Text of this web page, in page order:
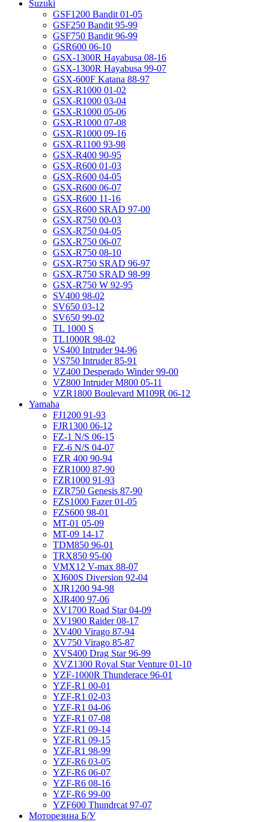
Suzuki
GSF1200 Bandit 01-05
GSF250 Bandit 95-99
GSF750 Bandit 96-99
GSR600 06-10
GSX-1300R Hayabusa 08-16
GSX-1300R Hayabusa 99-07
GSX-600F Katana 88-97
GSX-R1000 01-02
GSX-R1000 03-04
GSX-R1000 05-06
GSX-R1000 07-08
GSX-R1000 09-16
GSX-R1100 93-98
GSX-R400 90-95
GSX-R600 01-03
GSX-R600 04-05
GSX-R600 06-07
GSX-R600 11-16
GSX-R600 SRAD 97-00
GSX-R750 00-03
GSX-R750 04-05
GSX-R750 06-07
GSX-R750 08-10
GSX-R750 SRAD 96-97
GSX-R750 SRAD 98-99
GSX-R750 W 92-95
SV400 98-02
SV650 03-12
SV650 99-02
TL 1000 S
TL1000R 98-02
VS400 Intruder 94-96
VS750 Intruder 85-91
VZ400 Desperado Winder 99-00
VZ800 Intruder M800 05-11
VZR1800 Boulevard M109R 06-12
Yamaha
FJ1200 91-93
FJR1300 06-12
FZ-1 N/S 06-15
FZ-6 N/S 04-07
FZR 400 90-94
FZR1000 87-90
FZR1000 91-93
FZR750 Genesis 87-90
FZS1000 Fazer 01-05
FZS600 98-01
MT-01 05-09
MT-09 14-17
TDM850 96-01
TRX850 95-00
VMX12 V-max 88-07
XJ600S Diversion 92-04
XJR1200 94-98
XJR400 97-06
XV1700 Road Star 04-09
XV1900 Raider 08-17
XV400 Virago 87-94
XV750 Virago 85-87
XVS400 Drag Star 96-99
XVZ1300 Royal Star Venture 01-10
YZF-1000R Thunderace 96-01
YZF-R1 00-01
YZF-R1 02-03
YZF-R1 04-06
YZF-R1 07-08
YZF-R1 09-14
YZF-R1 09-15
YZF-R1 98-99
YZF-R6 03-05
YZF-R6 06-07
YZF-R6 08-16
YZF-R6 99-00
YZF600 Thundrcat 97-07
Моторезина Б/У